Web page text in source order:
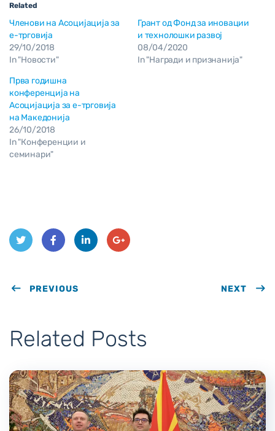
Related
Членови на Асоцијација за
е-трговија
29/10/2018
In "Новости"
Грант од Фонд за иновации
и технолошки развој
08/04/2020
In "Награди и признанија"
Прва годишна
конференција на
Асоцијација за е-трговија
на Македонија
26/10/2018
In "Конференции и
семинари"
ter book edIn
PREVIOUS NEXT
Related Posts